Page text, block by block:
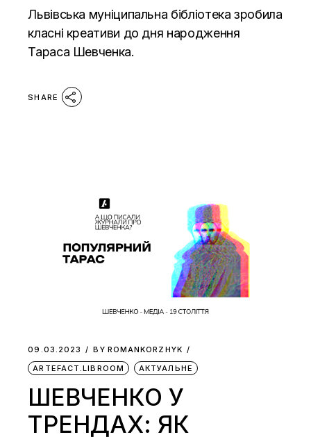
Львівська муніципальна бібліотека зробила
класні креативи до дня народження
Тараса Шевченка.
SHARE
09.03.2023 BY ROMANKORZHYK
ARTEFACT.LIBROOM
АКТУАЛЬНЕ
ШЕВЧЕНКО У
ТРЕНДАХ: ЯК